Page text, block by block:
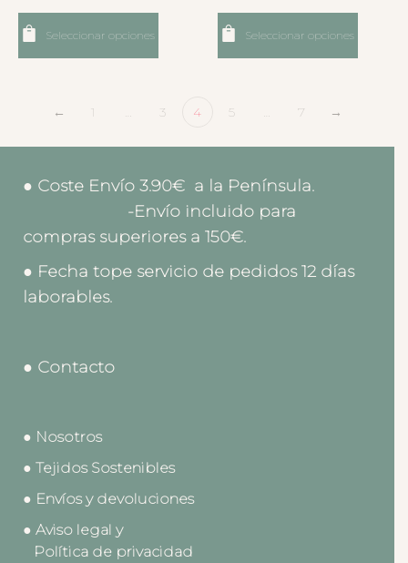
Seleccionar opciones Seleccionar opciones
← 1 … 3 4 5 … 7 →
● Coste Envío 3.90€ a la Península.
-Envío incluido para
compras superiores a 150€.
● Fecha tope servicio de pedidos 12 días
laborables.
● Contacto
● Nosotros
● Tejidos Sostenibles
● Envíos y devoluciones
● Aviso legal y
Política de privacidad